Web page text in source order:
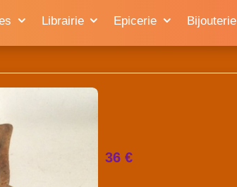
Librairie Epicerie Bijouterie
36 €